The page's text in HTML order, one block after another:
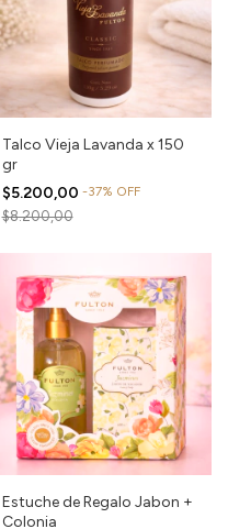
Talco Vieja Lavanda x 150
gr
$5.200,00 -37% OFF
$8.200,00
Estuche de Regalo Jabon +
Colonia